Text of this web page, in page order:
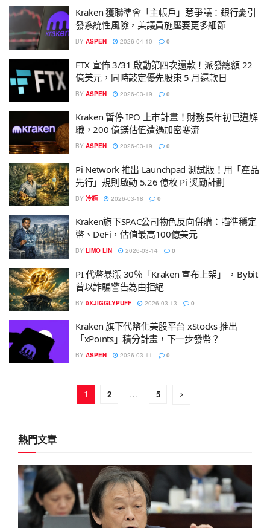
Kraken 獲聯準會「主帳戶」惹爭議：銀行憂引
發系統性風險，美議員施壓要更多細節
BY ASPEN 2026-04-10 0
FTX 宣佈 3/31 啟動第四次還款！派發總額 22
億美元，同時敲定優先股東 5 月還款日
BY ASPEN 2026-03-19 0
Kraken 暫停 IPO 上市計畫！財務長年初已遭解
職，200 億鎂估值遭遇加密寒流
BY ASPEN 2026-03-19 0
Pi Network 推出 Launchpad 測試版！用「產品
先行」規則啟動 5.26 億枚 Pi 獎勵計劃
BY 冷麵 2026-03-18 0
Kraken旗下SPAC公司物色反向併購：瞄準穩定
幣、DeFi，估值最高100億美元
BY LIMO LIN 2026-03-14 0
PI 代幣暴漲 30％「Kraken 宣布上架」 ，Bybit
曾以詐騙警告為由拒絕
BY 0XJIGGLYPUFF 2026-03-13 0
Kraken 旗下代幣化美股平台 xStocks 推出
「xPoints」積分計畫，下一步發幣？
BY ASPEN 2026-03-11 0
1 2 … 5
熱門文章